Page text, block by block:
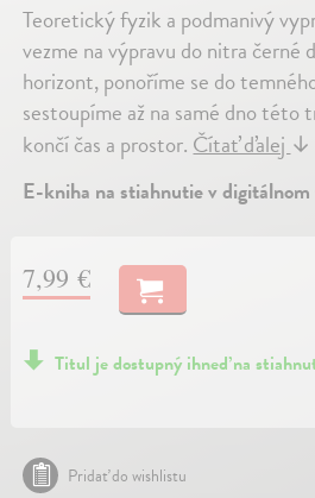
Teoretický fyzik a podmanivý
vezme na výpravu do nitra černé
horizont, ponoříme se do
sestoupíme až na samé dno této
končí čas a prostor. Čítať ďalej ↓
E-kniha na stiahnutie v
7,99 €
Titul je dostupný ihneď na
Pridať do wishlistu